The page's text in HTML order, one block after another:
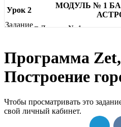
Урок 2
МОДУЛЬ № 1
Задание◽ Лекция № 1 для
2
Задание
3
Виды астрологии
Задание Сбор необходимых
Задание
5
Принципы трактовки
Программа
Построение
Чтобы просматривать это
свой личный кабинет.